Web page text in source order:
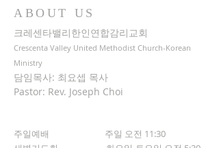
ABOUT US
크레센타밸리한인연합감리교회
Crescenta Valley United Methodist Church-Korean
Ministry
담임목사: 최요셉 목사
Pastor: Rev. Joseph Choi
주일예배 주일 오전 11:30